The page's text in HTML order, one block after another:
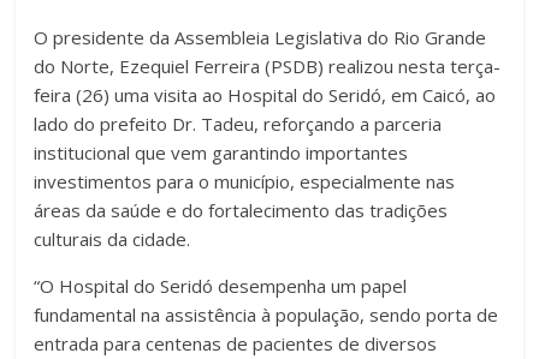
O presidente da Assembleia Legislativa do Rio Grande
do Norte, Ezequiel Ferreira (PSDB) realizou nesta terça-
feira (26) uma visita ao Hospital do Seridó, em Caicó, ao
lado do prefeito Dr. Tadeu, reforçando a parceria
institucional que vem garantindo importantes
investimentos para o município, especialmente nas
áreas da saúde e do fortalecimento das tradições
culturais da cidade.
“O Hospital do Seridó desempenha um papel
fundamental na assistência à população, sendo porta de
entrada para centenas de pacientes de diversos